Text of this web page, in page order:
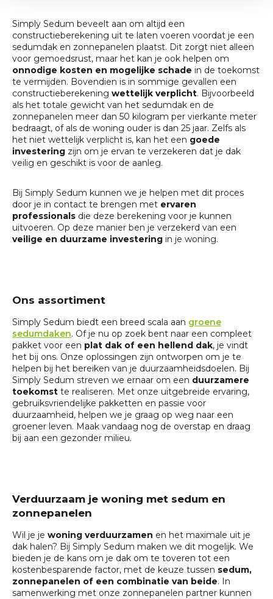
Simply Sedum beveelt aan om altijd een
constructieberekening uit te laten voeren voordat je een
sedumdak en zonnepanelen plaatst. Dit zorgt niet alleen
voor gemoedsrust, maar het kan je ook helpen om
onnodige kosten en mogelijke schade in de toekomst
te vermijden. Bovendien is in sommige gevallen een
constructieberekening wettelijk verplicht. Bijvoorbeeld
als het totale gewicht van het sedumdak en de
zonnepanelen meer dan 50 kilogram per vierkante meter
bedraagt, of als de woning ouder is dan 25 jaar. Zelfs als
het niet wettelijk verplicht is, kan het een goede
investering zijn om je ervan te verzekeren dat je dak
veilig en geschikt is voor de aanleg.
Bij Simply Sedum kunnen we je helpen met dit proces
door je in contact te brengen met ervaren
professionals die deze berekening voor je kunnen
uitvoeren. Op deze manier ben je verzekerd van een
veilige en duurzame investering in je woning.
Ons assortiment
Simply Sedum biedt een breed scala aan groene
sedumdaken. Of je nu op zoek bent naar een compleet
pakket voor een plat dak of een hellend dak, je vindt
het bij ons. Onze oplossingen zijn ontworpen om je te
helpen bij het bereiken van je duurzaamheidsdoelen. Bij
Simply Sedum streven we ernaar om een duurzamere
toekomst te realiseren. Met onze uitgebreide ervaring,
gebruiksvriendelijke pakketten en passie voor
duurzaamheid, helpen we je graag op weg naar een
groener leven. Maak vandaag nog de overstap en draag
bij aan een gezonder milieu.
Verduurzaam je woning met sedum en
zonnepanelen
Wil je je woning verduurzamen en het maximale uit je
dak halen? Bij Simply Sedum maken we dit mogelijk. We
bieden je de kans om je dak om te toveren tot een
kostenbesparende factor, met de keuze tussen sedum,
zonnepanelen of een combinatie van beide. In
samenwerking met onze zonnepanelen partner kunnen